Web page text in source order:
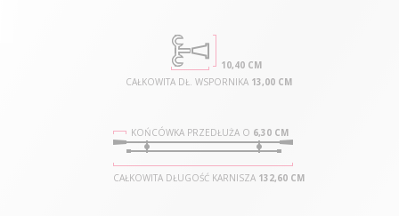
KOŃCÓWKA PRZEDŁUŻA O 6,30 CM
CAŁKOWITA DŁUGOŚĆ KARNISZA 132,60 CM
10,40 CM
CAŁKOWITA DŁ. WSPORNIKA 13,00 CM